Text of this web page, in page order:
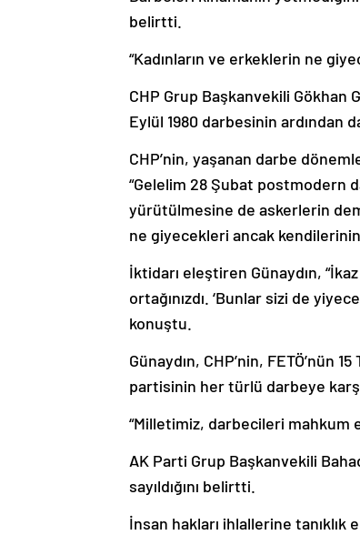
belirtti.
“Kadınların ve erkeklerin ne
CHP Grup Başkanvekili Gökhan
Eylül 1980 darbesinin ardından
CHP’nin, yaşanan darbe
“Gelelim 28 Şubat postmodern
yürütülmesine de askerlerin
ne giyecekleri ancak
İktidarı eleştiren Günaydın,
ortağınızdı. ‘Bunlar sizi de
konuştu.
Günaydın, CHP’nin, FETÖ’nün
partisinin her türlü darbeye
“Milletimiz, darbecileri mahkum
AK Parti Grup Başkanvekili
sayıldığını belirtti.
İnsan hakları ihlallerine